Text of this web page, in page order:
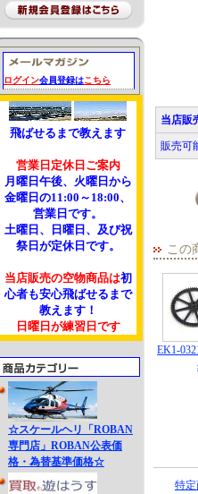
ログイン会員登録はこちら
飛ばせるまで教えます
営業日定休日ご案内
月曜日午後、火曜日から
金曜日の11:00～18:00、
営業日です。
土曜日、日曜日、及び祝
祭日が定休日です。
当店販売の空物商品は初
心者も安心飛ばせるまで
教えます！
日曜日が練習日です
☆スケールヘリ「ROBAN
専門店」ROBAN公表価
格・為替基準価格☆
当店販
販売可
この
EK1-
特